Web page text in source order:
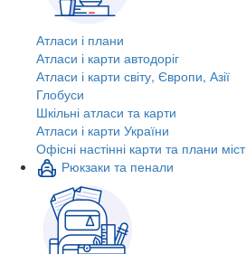
Атласи і плани
Атласи і карти автодоріг
Атласи і карти світу, Європи, Азії
Глобуси
Шкільні атласи та карти
Атласи і карти України
Офісні настінні карти та плани міст
Рюкзаки та пенали